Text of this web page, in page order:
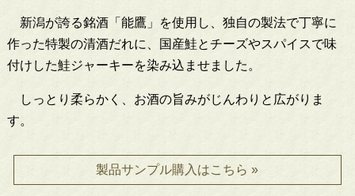
新潟が誇る銘酒「能鷹」を使用し、独自の製法で丁寧に
作った特製の清酒だれに、国産鮭とチーズやスパイスで味
付けした鮭ジャーキーを染み込ませました。
しっとり柔らかく、お酒の旨みがじんわりと広がりま
す。
製品サンプル購入はこちら »